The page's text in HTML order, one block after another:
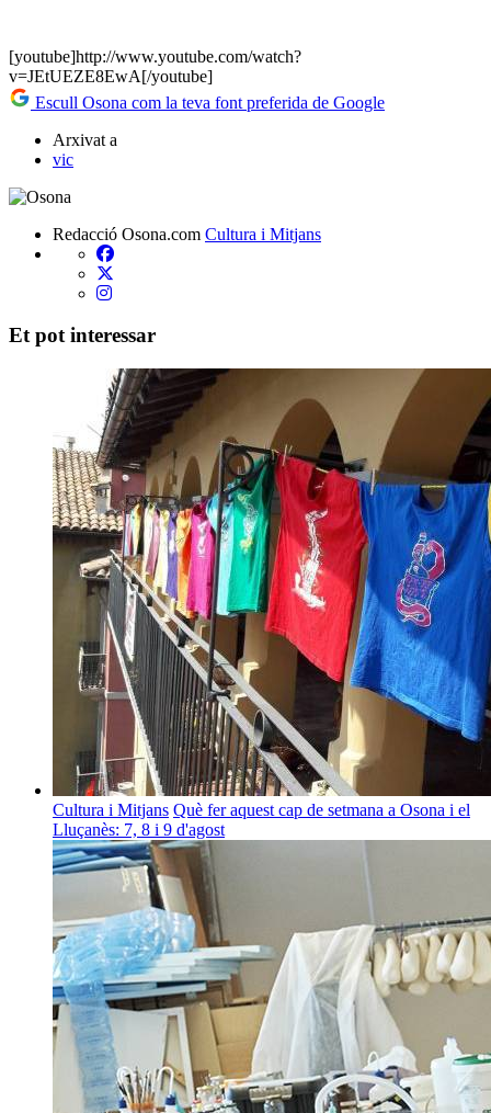
[youtube]http://www.youtube.com/watch?
v=JEtUEZE8EwA[/youtube]
Escull Osona com la teva font preferida de Google
Arxivat a
vic
Redacció Osona.com Cultura i Mitjans
Et pot interessar
Cultura i Mitjans Què fer aquest cap de setmana a Osona i el
Lluçanès: 7, 8 i 9 d'agost